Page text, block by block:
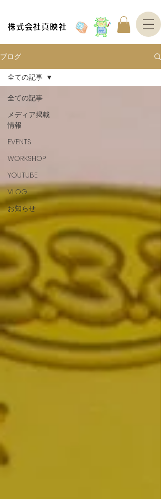
株式会社真映社
ブログ
全ての記事
メディア掲載
情報
EVENTS
WORKSHOP
YOUTUBE
VLOG
お知らせ
全ての記事